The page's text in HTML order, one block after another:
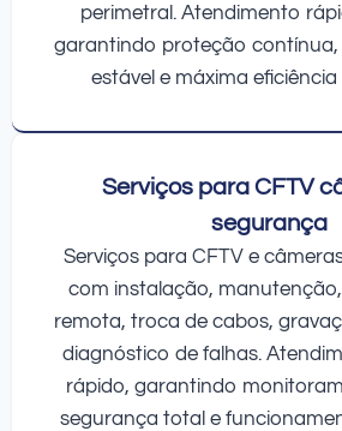
perimetral. Atendimento
garantindo proteção
estável e máxima
Serviços para CFTV
segurança
Serviços para CFTV e
com instalação,
remota, troca de cabos,
diagnóstico de falhas.
rápido, garantindo
segurança total e